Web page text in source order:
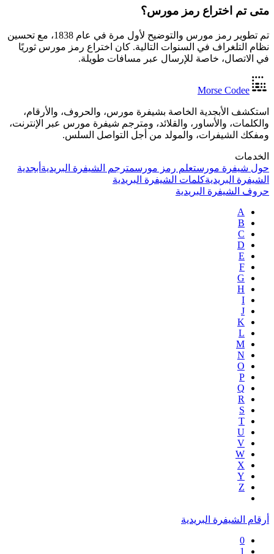
متى تم اختراع رمز مورس؟
تم تطوير رمز مورس والتوضيح لأول مرة في عام 1838، مع تحسين
نظام التلغراف في السنوات التالية. كان اختراع رمز مورس ثوريًا
في الاتصال، خاصة للإرسال عبر مسافات طويلة.
Morse Codee
استكشف الأبجدية الخاصة بشيفرة مورس، والحروف، والأرقام،
والكلمات، والأساور، والقلائد، ومترجم شيفرة مورس عبر الإنترنت،
ومفكك الشيفرات، والمولد من أجل التواصل السلس.
الخدمات
حول شيفرة مورستعلم رمز مورسمترجم الشيفرة البريدية أبجدية
الشيفرة البريديةكلمات الشيفرة البريدية
حروف الشيفرة البريدية
A
B
C
D
E
F
G
H
I
J
K
L
M
N
O
P
Q
R
S
T
U
V
W
X
Y
Z
أرقام الشيفرة البريدية
0
1